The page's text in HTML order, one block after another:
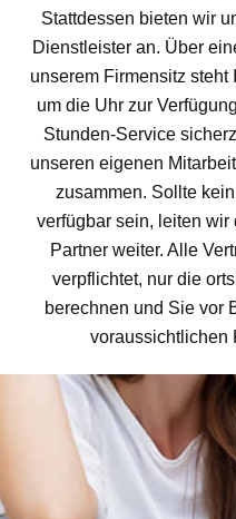
Stattdessen bieten wir
Dienstleister an. Über
unserem Firmensitz steht
um die Uhr zur
Stunden-Service
unseren eigenen
zusammen. Sollte
verfügbar sein, leiten wir
Partner weiter. Alle
verpflichtet, nur die
berechnen und Sie vor
voraussichtlichen